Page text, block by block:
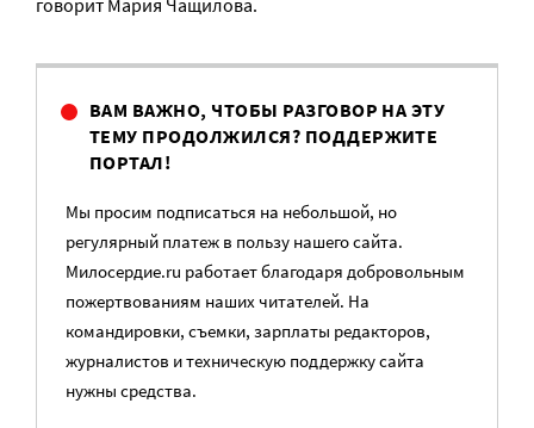
говорит Мария Чащилова.
ВАМ ВАЖНО, ЧТОБЫ РАЗГОВОР НА ЭТУ
ТЕМУ ПРОДОЛЖИЛСЯ? ПОДДЕРЖИТЕ
ПОРТАЛ!
Мы просим подписаться на небольшой, но
регулярный платеж в пользу нашего сайта.
Милосердие.ru работает благодаря добровольным
пожертвованиям наших читателей. На
командировки, съемки, зарплаты редакторов,
журналистов и техническую поддержку сайта
нужны средства.